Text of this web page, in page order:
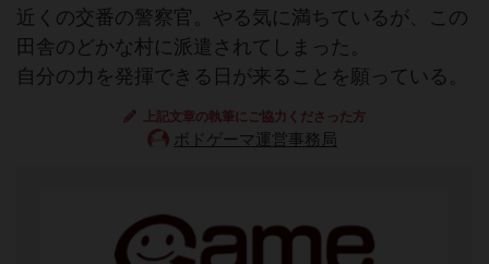
近くの交番の警察官。やる気に満ちているが、この
田舎のどかな村に派遣されてしまった。
自分の力を発揮できる日が来ることを願っている。
上記文章の執筆にご協力くださった方
ボドゲーマ運営事務局